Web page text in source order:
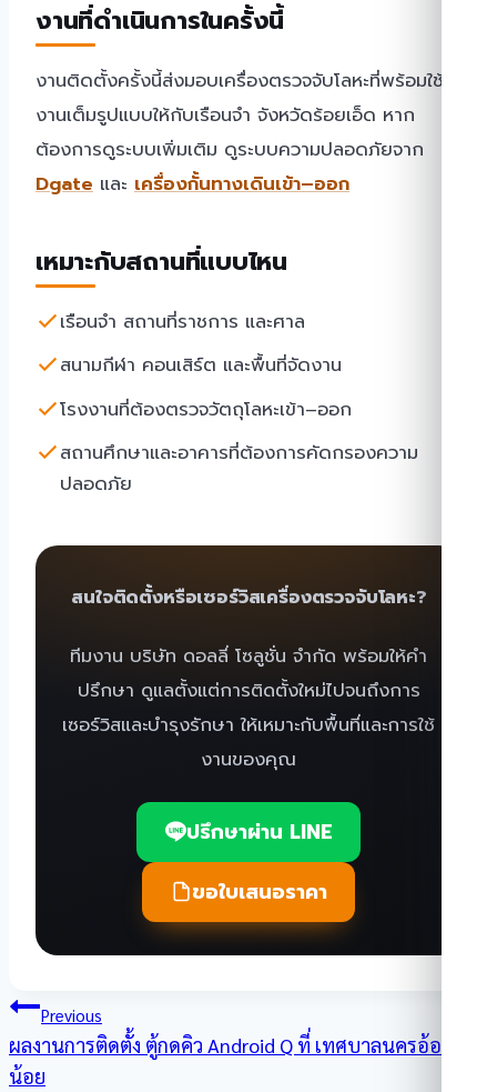
งานที่ดำเนินการในครั้งนี้
งานติดตั้งครั้งนี้ส่งมอบเครื่องตรวจจับโลหะที่พร้อมใช้
งานเต็มรูปแบบให้กับเรือนจำ จังหวัดร้อยเอ็ด หาก
ต้องการดูระบบเพิ่มเติม ดูระบบความปลอดภัยจาก
Dgate และ เครื่องกั้นทางเดินเข้า–ออก
เหมาะกับสถานที่แบบไหน
เรือนจำ สถานที่ราชการ และศาล
สนามกีฬา คอนเสิร์ต และพื้นที่จัดงาน
โรงงานที่ต้องตรวจวัตถุโลหะเข้า–ออก
สถานศึกษาและอาคารที่ต้องการคัดกรองความ
ปลอดภัย
สนใจติดตั้งหรือเซอร์วิสเครื่องตรวจจับโลหะ?
ทีมงาน บริษัท ดอลลี่ โซลูชั่น จำกัด พร้อมให้คำ
ปรึกษา ดูแลตั้งแต่การติดตั้งใหม่ไปจนถึงการ
เซอร์วิสและบำรุงรักษา ให้เหมาะกับพื้นที่และการใช้
งานของคุณ
ปรึกษาผ่าน LINE
ขอใบเสนอราคา
แนะแนว
เรื่อง
Previous
ผลงานการติดตั้ง ตู้กดคิว Android Q ที่ เทศบาลนครอ้อม
น้อย